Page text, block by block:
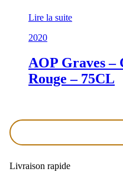
Lire la suite
2020
AOP Graves –
Rouge – 75CL
Livraison rapide